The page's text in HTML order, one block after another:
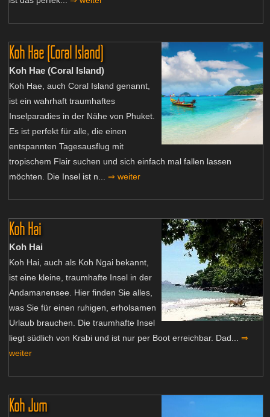
Koh Hae (Coral Island)
Koh Hae (Coral Island)
Koh Hae, auch Coral Island genannt,
ist ein wahrhaft traumhaftes
Inselparadies in der Nähe von Phuket.
Es ist perfekt für alle, die einen
entspannten Tagesausflug mit
tropischem Flair suchen und sich einfach mal fallen lassen
möchten. Die Insel ist n... ⇒ weiter
Koh Hai
Koh Hai
Koh Hai, auch als Koh Ngai bekannt,
ist eine kleine, traumhafte Insel in der
Andamanensee. Hier finden Sie alles,
was Sie für einen ruhigen, erholsamen
Urlaub brauchen. Die traumhafte Insel
liegt südlich von Krabi und ist nur per Boot erreichbar. Dad... ⇒
weiter
Koh Jum